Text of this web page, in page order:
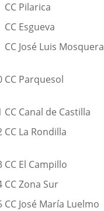
CC Pilarica
CC Esgueva
CC José Luis Mosquera
CC Parquesol
CC Canal de Castilla
CC La Rondilla
CC El Campillo
CC Zona Sur
CC José María Luelmo